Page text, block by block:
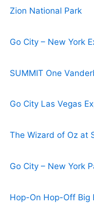
Zion National Park
Go City – New York
SUMMIT One
Go City Las Vegas
The Wizard of Oz at
Go City – New York
Hop-On Hop-Off Big